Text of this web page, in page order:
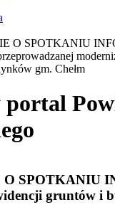
O SPOTKANIU
gm. Chełm
SPOTKANIU
gruntów i